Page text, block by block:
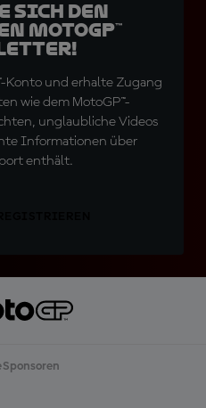
sich den
MotoGP™
Konto und erhalte Zugang
wie dem MotoGP™-
unglaubliche Videos
Informationen über
enthält.